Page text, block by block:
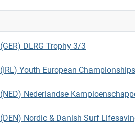
(GER) DLRG Trophy 3/3
(IRL) Youth European
(NED) Nederlandse
(DEN) Nordic & Danish Surf